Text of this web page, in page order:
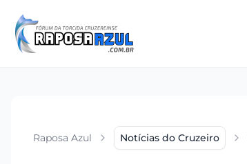
Raposa Azul Notícias do Cruzeiro